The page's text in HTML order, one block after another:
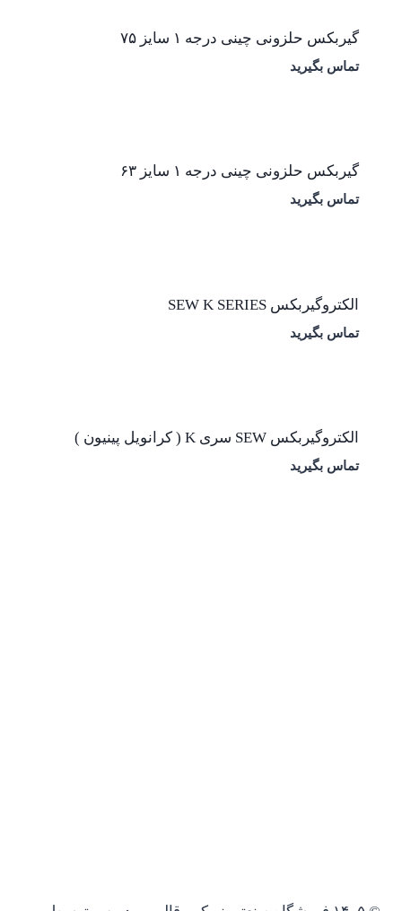
گیربکس حلزونی چینی درجه ۱ سایز ۷۵
تماس بگیرید
گیربکس حلزونی چینی درجه ۱ سایز ۶۳
تماس بگیرید
الکتروگیربکس SEW K SERIES
تماس بگیرید
الکتروگیربکس SEW سری K ( کرانویل پینیون )
تماس بگیرید